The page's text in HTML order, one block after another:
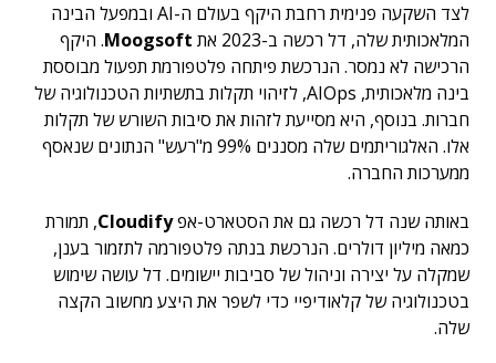
לצד השקעה פנימית רחבת היקף בעולם ה-AI ובמפעל הבינה
המלאכותית שלה, דל רכשה ב-2023 את
Moogsoft. היקף
הרכישה לא נמסר. הנרכשת פיתחה פלטפורמת תפעול מבוססת
בינה מלאכותית, AIOps, לזיהוי תקלות בתשתיות הטכנולוגיה של
חברות. בנוסף, היא מסייעת לזהות את סיבות השורש של תקלות
אלו. האלגוריתמים שלה מסננים 99% מ"רעש" הנתונים שנאסף
ממערכות החברה.
באותה שנה דל רכשה גם את הסטארט-אפCloudify, תמורת
כמאה מיליון דולרים. הנרכשת בנתה פלטפורמה לתזמור בענן,
שמקלה על יצירה וניהול של סביבות יישומים. דל עושה שימוש
בטכנולוגיה של קלאודיפיי כדי לשפר את היצע מחשוב הקצה
שלה.